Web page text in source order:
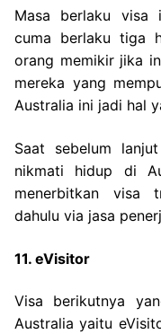
Masa berlaku visa
cuma berlaku tiga
orang memikir jika
mereka yang
Australia ini jadi hal
Saat sebelum
nikmati hidup di
menerbitkan visa
dahulu via jasa
11. eVisitor
Visa berikutnya
Australia yaitu